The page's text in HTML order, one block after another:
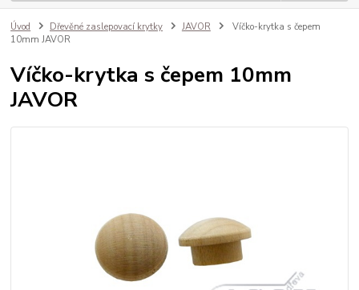
Úvod Dřevěné zaslepovací krytky JAVOR
Víčko-krytka s čepem
10mm JAVOR
Víčko-krytka s čepem 10mm
JAVOR